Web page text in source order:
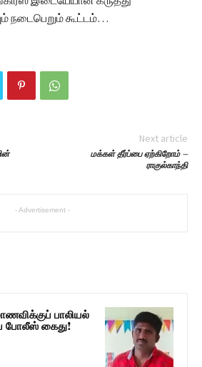
நடைபெறும் கூட்டம்…
Next article
மக்கள் தீர்ப்பை ஏற்கிறோம் –
ராகுல்காந்தி
- Advertisement -
பாலியல்
கைது!